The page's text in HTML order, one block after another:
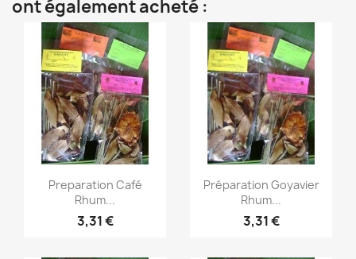
ont également acheté :
Aperçu rapide
Preparation Café
Rhum...
3,31 €
Aperçu rapide
Préparation Goyavier
Rhum...
3,31 €